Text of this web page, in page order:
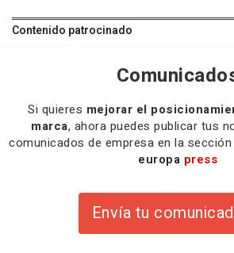
Contenido patrocinado
Si quieres mejorar el
marca, ahora puedes publicar tus
comunicados de empresa en la
europa press
Envía tu